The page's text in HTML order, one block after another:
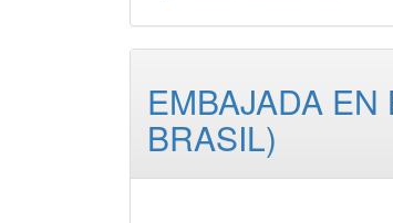
EMBAJADA
BRASIL)